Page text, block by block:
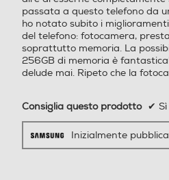
Classe di riparabilità C
Classe di affidabilità in caso di
Classe affidabilità caduta
67
Scatta foto
colorate anche al
finalmente realtà.
anche 3 volte: non
Da ogni distanza
Tipo di memoria
Bluetooth 5.3
Tecnologia NFC
passata a questo telefono da
ho notato subito i
del telefono: fotocamera,
soprattutto memoria. La
256GB di memoria è
delude mai. Ripeto che la
Consiglia questo prodotto ✔ Sì
Inizialmente